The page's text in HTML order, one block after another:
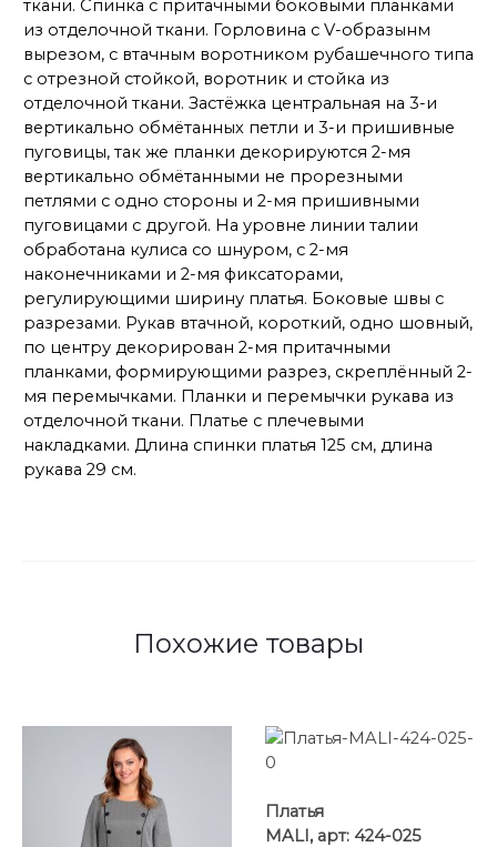
ткани. Спинка с притачными боковыми планками
из отделочной ткани. Горловина с V-образынм
вырезом, с втачным воротником рубашечного типа
с отрезной стойкой, воротник и стойка из
отделочной ткани. Застёжка центральная на 3-и
вертикально обмётанных петли и 3-и пришивные
пуговицы, так же планки декорируются 2-мя
вертикально обмётанными не прорезными
петлями с одно стороны и 2-мя пришивными
пуговицами с другой. На уровне линии талии
обработана кулиса со шнуром, с 2-мя
наконечниками и 2-мя фиксаторами,
регулирующими ширину платья. Боковые швы с
разрезами. Рукав втачной, короткий, одно шовный,
по центру декорирован 2-мя притачными
планками, формирующими разрез, скреплённый 2-
мя перемычками. Планки и перемычки рукава из
отделочной ткани. Платье с плечевыми
накладками. Длина спинки платья 125 см, длина
рукава 29 см.
Похожие товары
Платья
MALI, арт: 424-025